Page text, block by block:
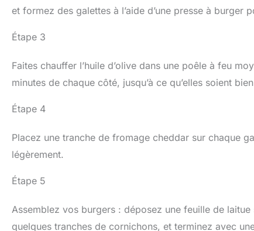
et formez des galettes à l’aide d’une presse à burger
Étape 3
Faites chauffer l’huile d’olive dans une poêle à feu
minutes de chaque côté, jusqu’à ce qu’elles soient
Étape 4
Placez une tranche de fromage cheddar sur chaque
légèrement.
Étape 5
Assemblez vos burgers : déposez une feuille de
quelques tranches de cornichons, et terminez avec